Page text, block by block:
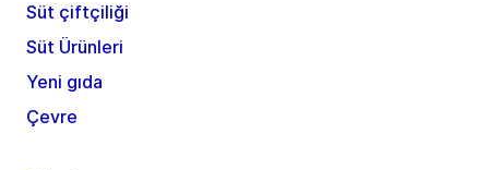
Süt çiftçiliği
Süt Ürünleri
Yeni gıda
Çevre